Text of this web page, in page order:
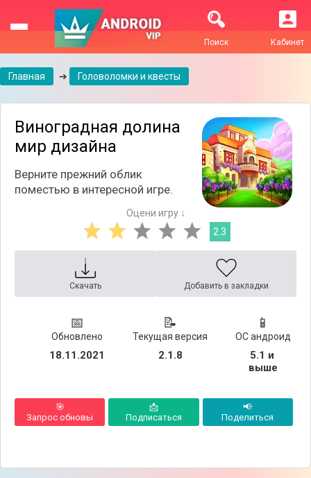
Кабинет
Поиск
Главная ➔ Головоломки и квесты
Виноградная долина
мир дизайна
Верните прежний облик
поместью в интересной игре.
Оцени игру ↓
2.3
Скачать Добавить в закладки
📅
Обновлено
18.11.2021
📝
Текущая версия
2.1.8
📱
ОС андроид
5.1 и
выше
🎯
Запрос обновы
📩
Подписаться
📢
Поделиться